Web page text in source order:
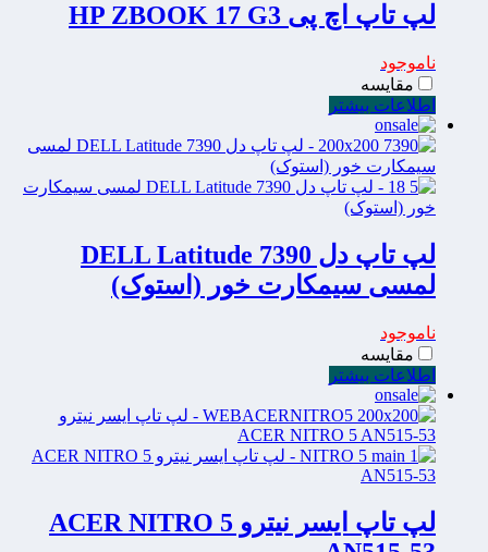
لپ تاپ اچ پی HP ZBOOK 17 G3
ناموجود
مقایسه
اطلاعات بیشتر
لپ تاپ دل DELL Latitude 7390
لمسی سیمکارت خور (استوک)
ناموجود
مقایسه
اطلاعات بیشتر
لپ تاپ ایسر نیترو ACER NITRO 5